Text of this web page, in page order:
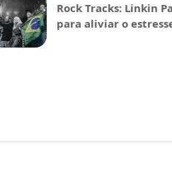
Rock Tracks: Linkin
para aliviar o